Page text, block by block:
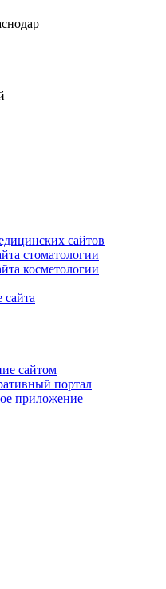
сайтов
стоматологии
косметологии
сайта
сайтом
портал
приложение